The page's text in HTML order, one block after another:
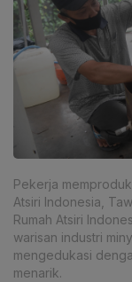
Pekerja
Atsiri Indonesia,
Rumah Atsiri
warisan industri
mengedukasi
menarik.